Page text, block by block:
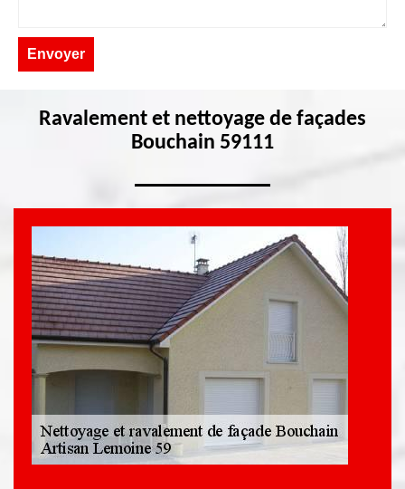
Ravalement et nettoyage de façades
Bouchain 59111